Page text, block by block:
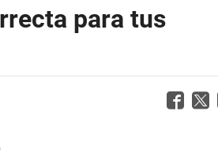
para tus